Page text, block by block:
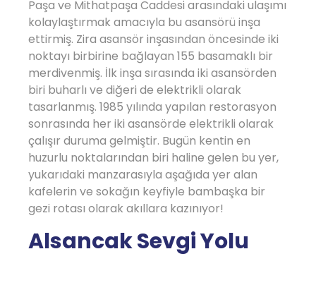
Paşa ve Mithatpaşa Caddesi arasındaki ulaşımı
kolaylaştırmak amacıyla bu asansörü inşa
ettirmiş. Zira asansör inşasından öncesinde iki
noktayı birbirine bağlayan 155 basamaklı bir
merdivenmiş. İlk inşa sırasında iki asansörden
biri buharlı ve diğeri de elektrikli olarak
tasarlanmış. 1985 yılında yapılan restorasyon
sonrasında her iki asansörde elektrikli olarak
çalışır duruma gelmiştir. Bugün kentin en
huzurlu noktalarından biri haline gelen bu yer,
yukarıdaki manzarasıyla aşağıda yer alan
kafelerin ve sokağın keyfiyle bambaşka bir
gezi rotası olarak akıllara kazınıyor!
Alsancak Sevgi Yolu